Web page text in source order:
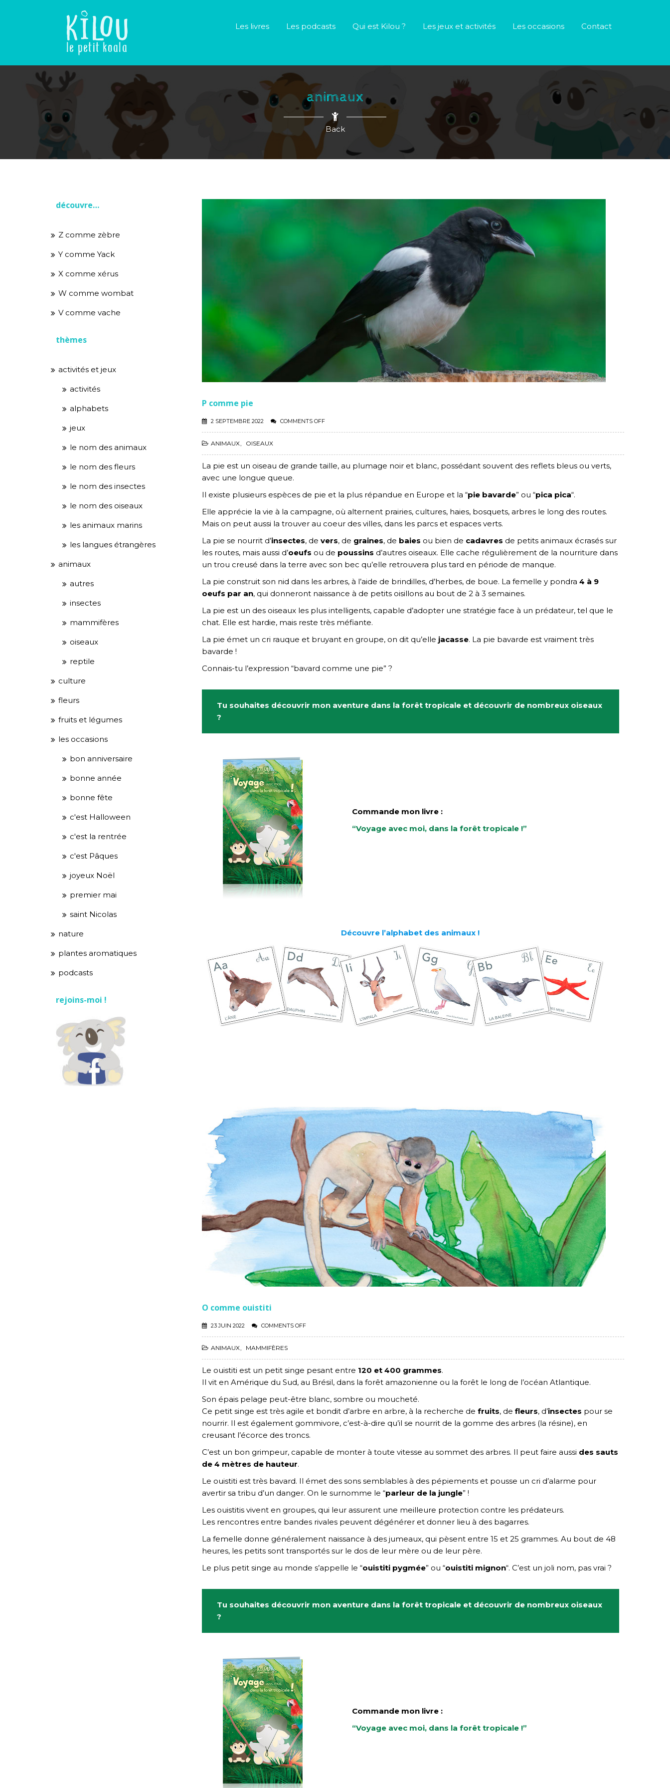
Le petit koala
Les livres Les podcasts Qui est Kilou ? Les jeux et activités Les occasions Contact
animaux
Back
P comme pie
2 SEPTEMBRE 2022 COMMENTS OFF
ANIMAUX, OISEAUX
La pie est un oiseau de grande taille, au plumage noir et blanc, possédant souvent des reflets bleus ou verts,
avec une longue queue.
Il existe plusieurs espèces de pie et la plus répandue en Europe et la “pie bavarde” ou “pica pica“.
Elle apprécie la vie à la campagne, où alternent prairies, cultures, haies, bosquets, arbres le long des routes.
Mais on peut aussi la trouver au coeur des villes, dans les parcs et espaces verts.
La pie se nourrit d’insectes, de vers, de graines, de baies ou bien de cadavres de petits animaux écrasés sur
les routes, mais aussi d’oeufs ou de poussins d’autres oiseaux. Elle cache régulièrement de la nourriture dans
un trou creusé dans la terre avec son bec qu’elle retrouvera plus tard en période de manque.
La pie construit son nid dans les arbres, à l’aide de brindilles, d’herbes, de boue. La femelle y pondra 4 à 9
oeufs par an, qui donneront naissance à de petits oisillons au bout de 2 à 3 semaines.
La pie est un des oiseaux les plus intelligents, capable d’adopter une stratégie face à un prédateur, tel que le
chat. Elle est hardie, mais reste très méfiante.
La pie émet un cri rauque et bruyant en groupe, on dit qu’elle jacasse. La pie bavarde est vraiment très
bavarde !
Connais-tu l’expression “bavard comme une pie” ?
Tu souhaites découvrir mon aventure dans la forêt tropicale et découvrir de nombreux oiseaux
?
Commande mon livre :
“Voyage avec moi, dans la forêt tropicale !”
Découvre l’alphabet des animaux !
O comme ouistiti
23 JUIN 2022 COMMENTS OFF
ANIMAUX MAMMIFÈRES
Le ouistiti est un petit singe pesant entre 120 et 400 grammes.
Il vit en Amérique du Sud, au Brésil, dans la forêt amazonienne ou la forêt le long de l’océan Atlantique.
Son épais pelage peut-être blanc, sombre ou moucheté.
Ce petit singe est très agile et bondit d’arbre en arbre, à la recherche de fruits, de fleurs, d’insectes pour se
nourrir. Il est également gommivore, c’est-à-dire qu’il se nourrit de la gomme des arbres (la résine), en
creusant l’écorce des troncs.
C’est un bon grimpeur, capable de monter à toute vitesse au sommet des arbres. Il peut faire aussi des sauts
de 4 mètres de hauteur.
Le ouistiti est très bavard. Il émet des sons semblables à des pépiements et pousse un cri d’alarme pour
avertir sa tribu d’un danger. On le surnomme le “parleur de la jungle” !
Les ouistitis vivent en groupes, qui leur assurent une meilleure protection contre les prédateurs.
Les rencontres entre bandes rivales peuvent dégénérer et donner lieu à des bagarres.
La femelle donne généralement naissance à des jumeaux, qui pèsent entre 15 et 25 grammes. Au bout de 48
heures, les petits sont transportés sur le dos de leur mère ou de leur père.
Le plus petit singe au monde s’appelle le “ouistiti pygmée” ou “ouistiti mignon“. C’est un joli nom, pas vrai ?
Tu souhaites découvrir mon aventure dans la forêt tropicale et découvrir de nombreux oiseaux
?
Commande mon livre :
“Voyage avec moi, dans la forêt tropicale !”
Navigation
des
découvre…
Z comme zèbre
Y comme Yack
X comme xérus
W comme wombat
V comme vache
thèmes
activités et jeux
activités
alphabets
jeux
le nom des animaux
le nom des fleurs
le nom des insectes
le nom des oiseaux
les animaux marins
les langues étrangères
animaux
autres
insectes
mammifères
oiseaux
reptile
culture
fleurs
fruits et légumes
les occasions
bon anniversaire
bonne année
bonne fête
c'est Halloween
c'est la rentrée
c'est Pâques
joyeux Noël
premier mai
saint Nicolas
nature
plantes aromatiques
podcasts
rejoins-moi !